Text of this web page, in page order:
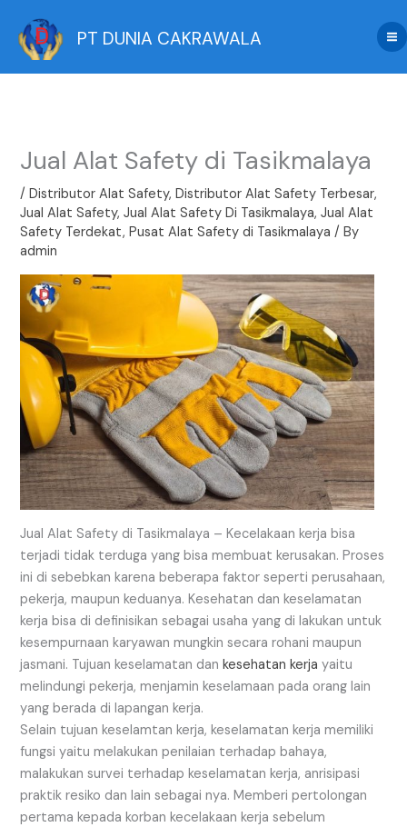
content
PT DUNIA CAKRAWALA
Jual Alat Safety di Tasikmalaya
/Distributor Alat Safety,Distributor Alat Safety Terbesar,
Jual Alat Safety,Jual Alat Safety Di Tasikmalaya,Jual Alat
Safety Terdekat,Pusat Alat Safety di Tasikmalaya / By
admin
Jual Alat Safety di Tasikmalaya – Kecelakaan kerja bisa
terjadi tidak terduga yang bisa membuat kerusakan. Proses
ini di sebebkan karena beberapa faktor seperti perusahaan,
pekerja, maupun keduanya. Kesehatan dan keselamatan
kerja bisa di definisikan sebagai usaha yang di lakukan untuk
kesempurnaan karyawan mungkin secara rohani maupun
jasmani. Tujuan keselamatan dankesehatan kerja yaitu
melindungi pekerja, menjamin keselamaan pada orang lain
yang berada di lapangan kerja.
Selain tujuan keselamtan kerja, keselamatan kerja memiliki
fungsi yaitu melakukan penilaian terhadap bahaya,
malakukan survei terhadap keselamatan kerja, anrisipasi
praktik resiko dan lain sebagai nya. Memberi pertolongan
pertama kepada korban kecelakaan kerja sebelum